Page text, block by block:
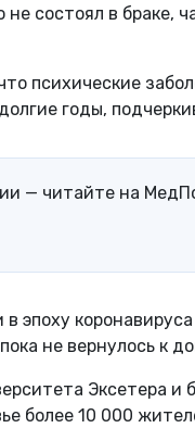
не состоял в
психические
годы,
— читайте на
в эпоху
не вернулось к
Эксетера
более 10 000